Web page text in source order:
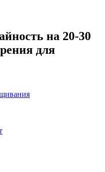
на 20-30
для